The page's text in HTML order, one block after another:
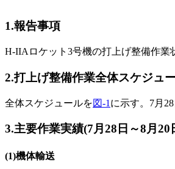
1.報告事項
H-IIAロケット3号機の打上げ整備作業
2.打上げ整備作業全体スケジュ
全体スケジュールを図-1 に示す。7月
3.主要作業実績(7月28日～8月20
(1)機体輸送